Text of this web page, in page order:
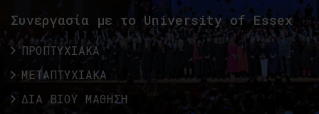
Συνεργασία με το University of Essex
ΠΡΟΠΤΥΧΙΑΚΑ
ΜΕΤΑΠΤΥΧΙΑΚΑ
ΔΙΑ ΒΙΟΥ ΜΑΘΗΣΗ